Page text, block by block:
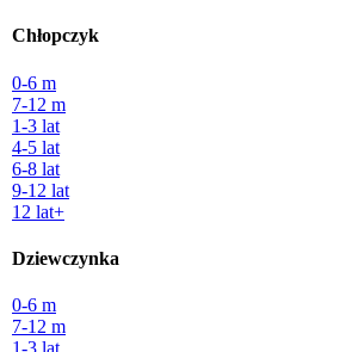
Chłopczyk
0-6 m
7-12 m
1-3 lat
4-5 lat
6-8 lat
9-12 lat
12 lat+
Dziewczynka
0-6 m
7-12 m
1-3 lat